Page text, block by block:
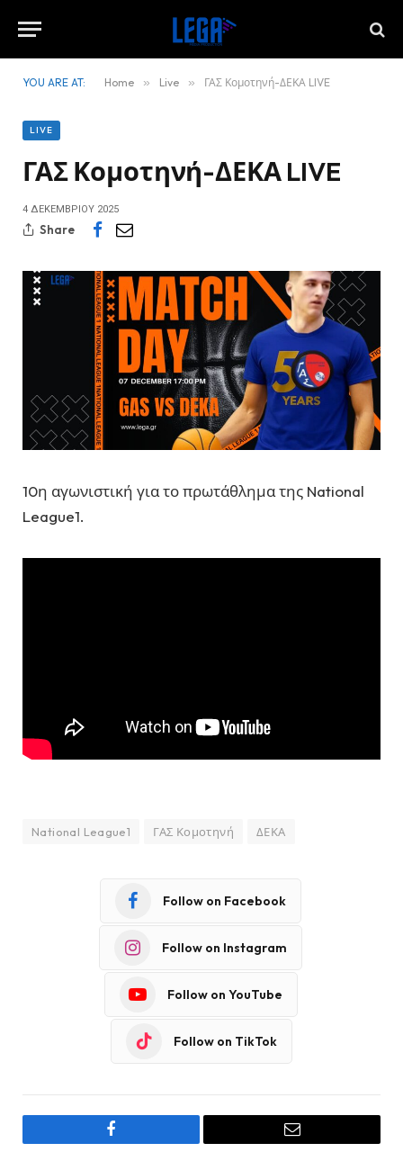
YOU ARE AT: Home » Live » ΓΑΣ Κομοτηνή-ΔΕΚΑ LIVE
LIVE
ΓΑΣ Κομοτηνή-ΔΕΚΑ LIVE
4 ΔΕΚΕΜΒΡΊΟΥ 2025
Share
10η αγωνιστική για το πρωτάθλημα της National
League1.
National League1 ΓΑΣ Κομοτηνή ΔΕΚΑ
Follow on Facebook
Follow on Instagram
Follow on YouTube
Follow on TikTok
Facebook Email